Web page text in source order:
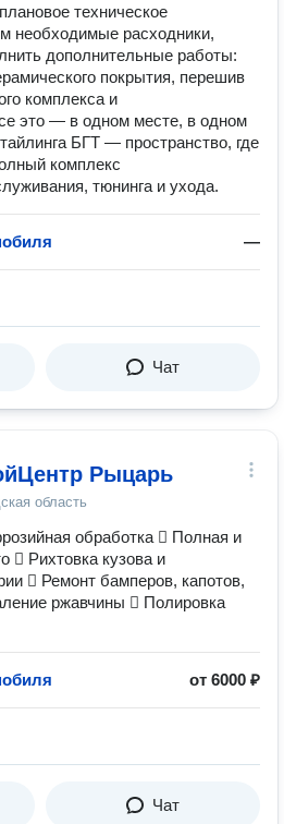
техническое
необходимые расходники,
дополнительные работы:
покрытия, перешив
комплекса и
это — в одном месте, в одном
БГТ — пространство, где
комплекс
тюнинга и ухода.
—
Чат
Рыцарь
область
обработка  Полная и
 Рихтовка кузова и
 Ремонт бамперов, капотов,
ржавчины  Полировка
от 6000 ₽
Чат